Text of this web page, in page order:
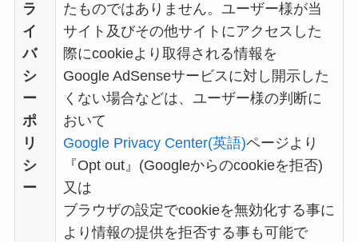
ラ
イ
バ
シ
ー
ポ
リ
シ
ー
たものではありません。ユーザー様が当
サイト及びその他サイトにアクセスした
際にcookieより取得される情報を
Google AdSenseサービスに対し開示した
くない場合などは、ユーザー様の判断に
おいて
Google Privacy Center(英語)ページより
『Opt out』(Googleからのcookieを拒否)
又は
ブラウザの設定でcookieを無効化する事に
より情報の提供を拒否する事も可能で